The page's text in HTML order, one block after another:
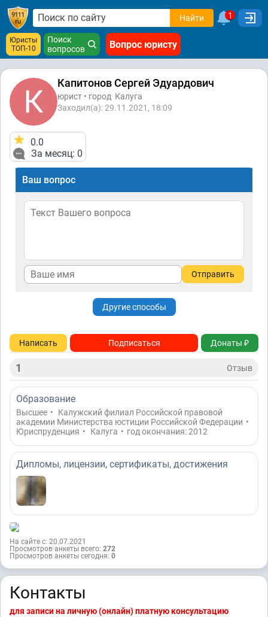
Найти 1
Юристы
ТОП-10
Поиск
вопросов
Вопрос юристу
Капитонов Сергей Эдуардович
юрист • город Калуга
Заходил(а): 29.11.2021, 18:09
0.0
За месяц: 0
Ваш вопрос
Отправить
Другие способы
Написать Подписаться Донаты ₽
1 Отзыв
Образование
Высшее •
Калужский филиал Российской правовой
академии Министерства юстиции Российской Федерации •
Юриспруденция • Калуга • год окончания: 2012
Дипломы, лицензии, сертификаты, достижения
На сайте с: 20.07.2021
Просмотров анкеты всего: 272
Просмотров анкеты сегодня: 0
Контакты
для записи на личную (онлайн) платную консультацию